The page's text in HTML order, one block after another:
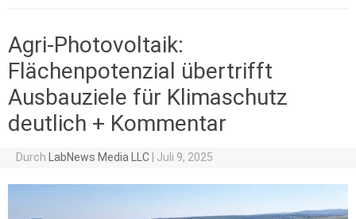
Agri-Photovoltaik:
Flächenpotenzial übertrifft
Ausbauziele für Klimaschutz
deutlich + Kommentar
Durch LabNews Media LLC Juli 9, 2025